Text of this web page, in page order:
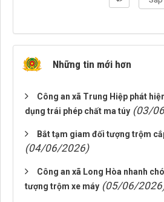
Những tin mới hơn
Công an xã Trung Hiệp phát
dụng trái phép chất ma túy (03/
Bắt tạm giam đối tượng trộm
(04/06/2026)
Công an xã Long Hòa nhanh
tượng trộm xe máy (05/06/